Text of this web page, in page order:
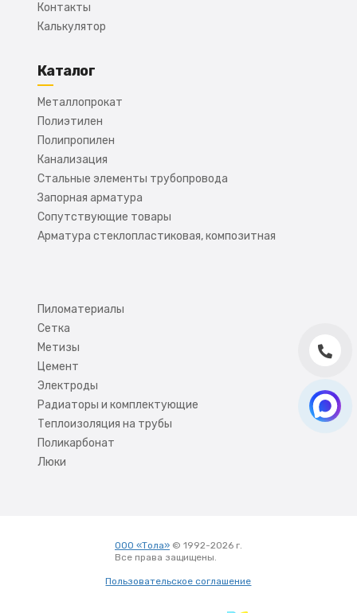
Контакты
Калькулятор
Каталог
Металлопрокат
Полиэтилен
Полипропилен
Канализация
Стальные элементы трубопровода
Запорная арматура
Сопутствующие товары
Арматура стеклопластиковая, композитная
Пиломатериалы
Сетка
Метизы
Цемент
Электроды
Радиаторы и комплектующие
Теплоизоляция на трубы
Поликарбонат
Люки
ООО «Тола»© 1992-2026 г.
Все права защищены.
Пользовательское соглашение